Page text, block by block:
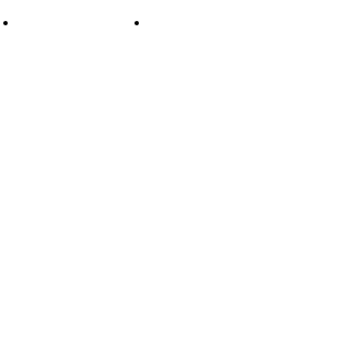
Política de cookies